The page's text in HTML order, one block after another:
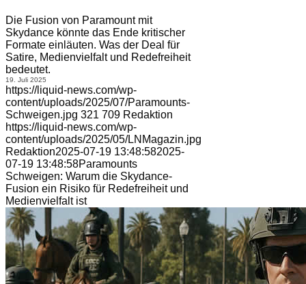
Die Fusion von Paramount mit
Skydance könnte das Ende kritischer
Formate einläuten. Was der Deal für
Satire, Medienvielfalt und Redefreiheit
bedeutet.
19. Juli 2025
https://liquid-news.com/wp-
content/uploads/2025/07/Paramounts-
Schweigen.jpg 321 709 Redaktion
https://liquid-news.com/wp-
content/uploads/2025/05/LNMagazin.jpg
Redaktion2025-07-19 13:48:582025-
07-19 13:48:58Paramounts
Schweigen: Warum die Skydance-
Fusion ein Risiko für Redefreiheit und
Medienvielfalt ist